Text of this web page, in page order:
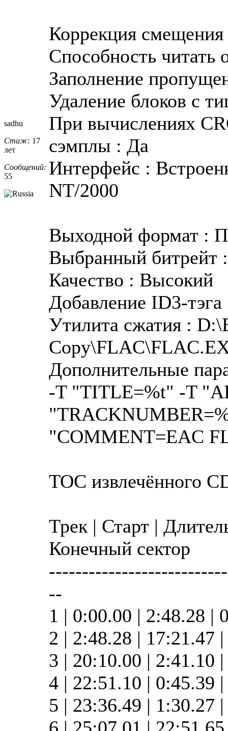
sadhu
Стаж: 17
лет
Сообщений:
55
Коррекция
Способность читать
Заполнение
Удаление блоков с
При вычислениях
сэмплы : Да
Интерфейс :
NT/2000
Выходной формат :
Выбранный битрейт
Качество : Высокий
Добавление ID3-
Утилита сжатия :
Дополнительные
-T "TITLE=%t" -T
"COMMENT=EAC
TOC извлечённого
Трек | Старт |
Конечный сектор
--
1 | 0:00.00 | 2:48.28 |
2 | 2:48.28 | 17:21.47
3 | 20:10.00 | 2:41.10
4 | 22:51.10 | 0:45.39
5 | 23:36.49 | 1:30.27